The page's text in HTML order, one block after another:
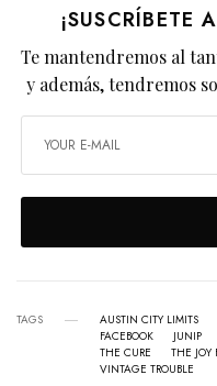
¡SUSCRÍBETE
Te mantendremos al
y además, tendremos
TAGS AUSTIN CITY LIMITS
FACEBOOK
JUNIP
THE CURE
THE JOY
VINTAGE TROUBLE